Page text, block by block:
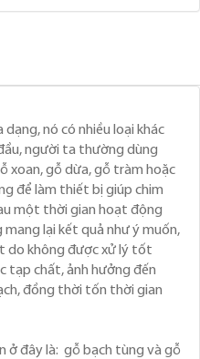
nó có nhiều loại khác
người ta thường dùng
xoan, gỗ dừa, gỗ tràm hoặc
để làm thiết bị giúp chim
một thời gian hoạt động
lại kết quả như ý muốn,
do không được xử lý tốt
tạp chất, ảnh hưởng đến
đồng thời tốn thời gian
ở đây là: gỗ bạch tùng và gỗ